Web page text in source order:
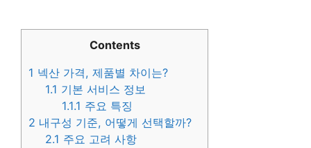
Contents
1 넥산 가격, 제품별 차이는?
1.1 기본 서비스 정보
1.1.1 주요 특징
2 내구성 기준, 어떻게 선택할까?
2.1 주요 고려 사항